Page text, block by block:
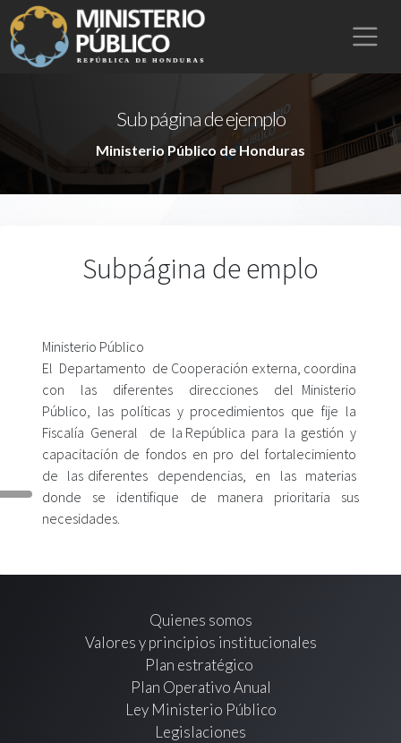
Sub página de ejemplo
Ministerio Público de Honduras
Subpágina de emplo
Ministerio Público
El Departamento de Cooperación externa, coordina
con las diferentes direcciones del Ministerio
Público, las políticas y procedimientos que fije la
Fiscalía General de la República para la gestión y
capacitación de fondos en pro del fortalecimiento
de las diferentes dependencias, en las materias
donde se identifique de manera prioritaria sus
necesidades.
Quienes somos
Valores y principios institucionales
Plan estratégico
Plan Operativo Anual
Ley Ministerio Público
Legislaciones